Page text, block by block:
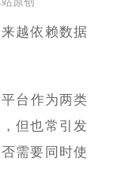
越依赖数据
台作为两类
但也常引发
需要同时使